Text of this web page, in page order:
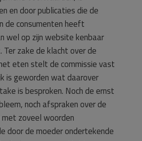
en door publicaties die de
de consumenten heeft
wel op zijn website kenbaar
zake de klacht over de
eten stelt de commissie vast
is geworden wat daarover
is besproken. Noch de ernst
noch afspraken over de
zoveel woorden
door de moeder ondertekende